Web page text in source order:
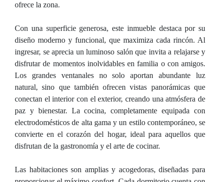
ofrece la zona.
Con una superficie generosa, este inmueble destaca por su
diseño moderno y funcional, que maximiza cada rincón. Al
ingresar, se aprecia un luminoso salón que invita a relajarse y
disfrutar de momentos inolvidables en familia o con amigos.
Los grandes ventanales no solo aportan abundante luz
natural, sino que también ofrecen vistas panorámicas que
conectan el interior con el exterior, creando una atmósfera de
paz y bienestar. La cocina, completamente equipada con
electrodomésticos de alta gama y un estilo contemporáneo, se
convierte en el corazón del hogar, ideal para aquellos que
disfrutan de la gastronomía y el arte de cocinar.
Las habitaciones son amplias y acogedoras, diseñadas para